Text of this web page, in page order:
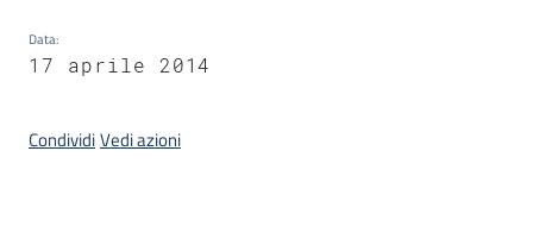
su
Data:
17 aprile 2014
CondividiVedi azioni